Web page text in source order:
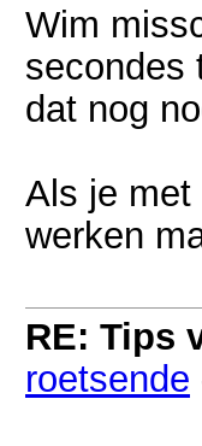
Wim
secondes
dat nog
Als je met
werken
RE: Tips
roetsende